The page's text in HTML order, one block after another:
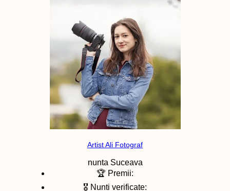
Artist Ali Fotograf
nunta Suceava
🏆 Premii:
🎖️ Nunti verificate: